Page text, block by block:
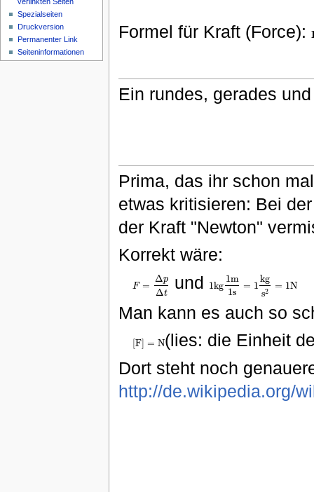
Formel für Kraft (Force):
Ein rundes, gerades
Prima, das ihr schon
etwas kritisieren: Bei
der Kraft "Newton"
Korrekt wäre:
F =
Δp
Δt
F=Δ pΔt und 1kg
1m
1s
= 1
kg
s2 = 1N
1kg1m 1s= 1kgs2 =1 N
Man kann es auch so
F] = N
[ ]=N
(lies: die Einheit
Dort steht noch
http://de.wikipedia.org/
Spezialseiten
Druckversion
Permanenter Link
Seiteninformationen